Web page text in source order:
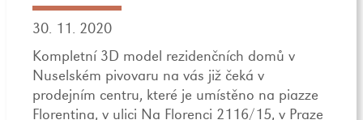
30. 11. 2020
Kompletní 3D model rezidenčních domů v
Nuselském pivovaru na vás již čeká v
prodejním centru, které je umístěno na piazze
Florentina, v ulici Na Florenci 2116/15, v Praze